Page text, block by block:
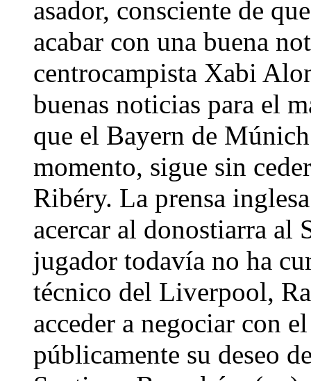
asador, consciente de
acabar con una buena
centrocampista Xabi
buenas noticias para el
que el Bayern de
momento, sigue sin
Ribéry. La prensa
acercar al donostiarra al
jugador todavía no ha
técnico del Liverpool,
acceder a negociar con
públicamente su deseo